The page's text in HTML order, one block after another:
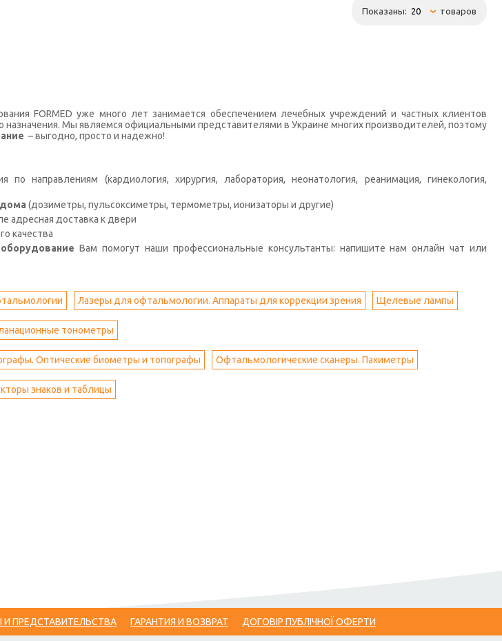
Показаны: товаров
FORMED уже много лет занимается обеспечением лечебных учреждений и частных клиентов
назначения. Мы являемся официальными представителями в Украине многих производителей, поэтому
– выгодно, просто и надежно!
направлениям (кардиология, хирургия, лаборатория, неонатология, реанимация, гинекология,
(дозиметры, пульсоксиметры, термометры, ионизаторы и другие)
адресная доставка к двери
качества
Вам помогут наши профессиональные консультанты: напишите нам онлайн чат или
Лазеры для офтальмологии. Аппараты для коррекции зрения Щелевые лампы
тонометры
Оптические биометры и топографы Офтальмологические сканеры. Пахиметры
знаков и таблицы
ПРЕДСТАВИТЕЛЬСТВА ГАРАНТИЯ И ВОЗВРАТ ДОГОВІР ПУБЛІЧНОЇ ОФЕРТИ